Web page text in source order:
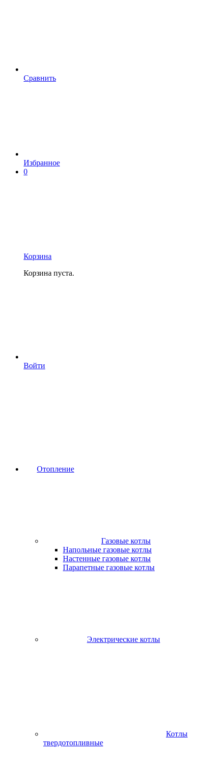
Сравнить
Избранное
0
Корзина
Корзина пуста.
Войти
Отопление
Газовые котлы
Напольные газовые котлы
Настенные газовые котлы
Парапетные газовые котлы
Электрические котлы
Котлы
твердотопливные